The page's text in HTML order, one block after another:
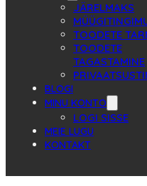
JÄRELMAKS
TOODETE
TOODETE
TAGASTAMINE
BLOGI
MINU KONTO
LOGI SISSE
MEIE LUGU
KONTAKT